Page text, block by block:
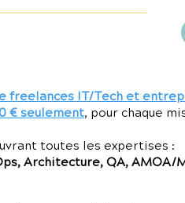
freelances IT/Tech et
€ seulement, pour chaque
toutes les expertises :
Architecture, QA, AMOA/